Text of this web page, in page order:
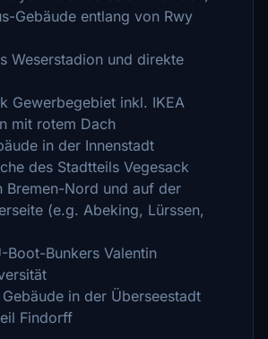
Gebäude entlang von Rwy
Weserstadion und direkte
Gewerbegebiet inkl. IKEA
mit rotem Dach
in der Innenstadt
des Stadtteils Vegesack
Bremen-Nord und auf der
(e.g. Abeking, Lürssen,
Boot-Bunkers Valentin
in der Überseestadt
Findorff